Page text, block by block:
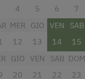
o nei dintorni
montagna
4
5
6
7
MER
12
GIO
13
VEN
14
SAB
15
GIO
20
VEN
21
SAB
22
DOM
23